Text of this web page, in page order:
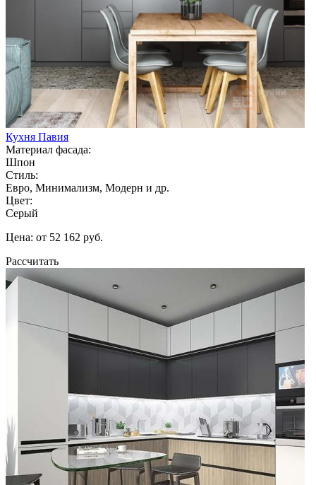
Кухня Павия
Материал фасада:
Шпон
Стиль:
Евро, Минимализм, Модерн и др.
Цвет:
Серый
Цена: от 52 162 руб.
Рассчитать